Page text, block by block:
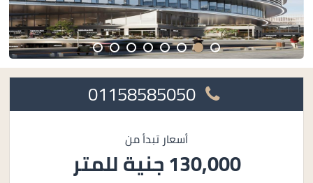
أسعار تبدأ من
130,000 جنية للمتر